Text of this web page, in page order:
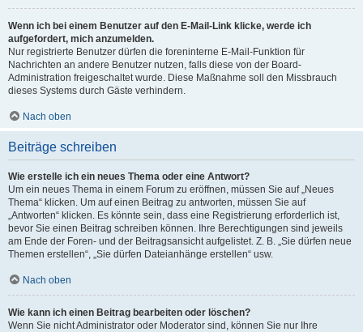
Wenn ich bei einem Benutzer auf den E-Mail-Link klicke, werde ich
aufgefordert, mich anzumelden.
Nur registrierte Benutzer dürfen die foreninterne E-Mail-Funktion für
Nachrichten an andere Benutzer nutzen, falls diese von der Board-
Administration freigeschaltet wurde. Diese Maßnahme soll den Missbrauch
dieses Systems durch Gäste verhindern.
Nach oben
Beiträge schreiben
Wie erstelle ich ein neues Thema oder eine Antwort?
Um ein neues Thema in einem Forum zu eröffnen, müssen Sie auf „Neues
Thema“ klicken. Um auf einen Beitrag zu antworten, müssen Sie auf
„Antworten“ klicken. Es könnte sein, dass eine Registrierung erforderlich ist,
bevor Sie einen Beitrag schreiben können. Ihre Berechtigungen sind jeweils
am Ende der Foren- und der Beitragsansicht aufgelistet. Z. B. „Sie dürfen neue
Themen erstellen“, „Sie dürfen Dateianhänge erstellen“ usw.
Nach oben
Wie kann ich einen Beitrag bearbeiten oder löschen?
Wenn Sie nicht Administrator oder Moderator sind, können Sie nur Ihre